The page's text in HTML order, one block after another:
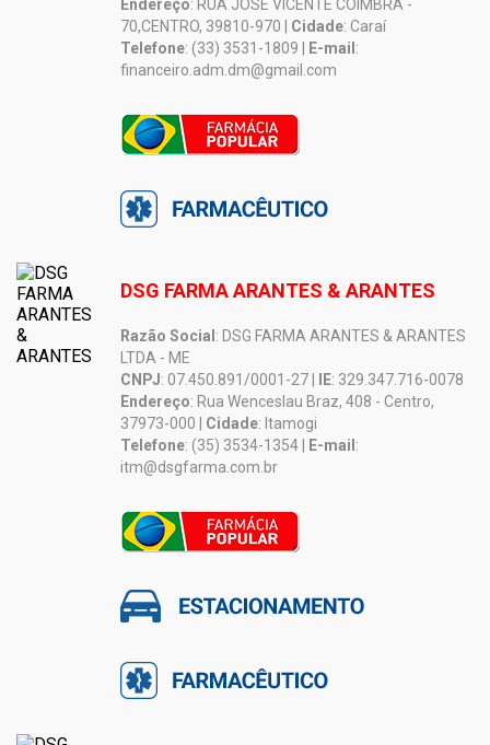
Endereço: RUA JOSE VICENTE COIMBRA -
70,CENTRO, 39810-970 | Cidade: Caraí
Telefone: (33) 3531-1809 | E-mail :
financeiro.adm.dm@gmail.com
DSG FARMA ARANTES & ARANTES
Razão Social : DSG FARMA ARANTES & ARANTES
LTDA - ME
CNPJ: 07.450.891/0001-27 | IE: 329.347.716-0078
Endereço: Rua Wenceslau Braz, 408 - Centro,
37973-000 | Cidade: Itamogi
Telefone: (35) 3534-1354 | E-mail :
itm@dsgfarma.com.br